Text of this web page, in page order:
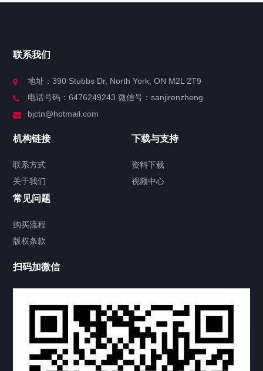
服务分类
签署类文件海牙认证程序费用
视频中心
上海东方公证处海牙认证
上海黄浦公证处海牙认证
上海临港公证处海牙认证
联系我们
地址：390 Stubbs Dr, North York, ON M2L 2T9
电话号码：6476249243 微信号：sanjirenzheng
bjctn@hotmail.com
机构链接
联系方式
关于我们
下载与支持
资料下载
视频中心
常见问题
购买流程
版权条款
扫码加微信